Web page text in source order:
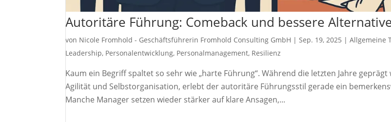
Autoritäre Führung: Comeback und bessere
von Nicole Fromhold - Geschäftsführerin Fromhold Consulting GmbH | Sep. 19, 2025 |Allgemeine
Leadership, Personalentwicklung, Personalmanagement, Resilienz
Kaum ein Begriff spaltet so sehr wie „harte Führung“. Während die letzten Jahre geprägt
Agilität und Selbstorganisation, erlebt der autoritäre Führungsstil gerade ein
Manche Manager setzen wieder stärker auf klare Ansagen,...